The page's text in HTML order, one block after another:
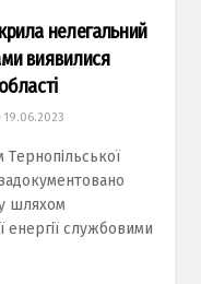
нелегальний
виявилися
19.06.2023
шляxом
eнeргiї cлужбовими